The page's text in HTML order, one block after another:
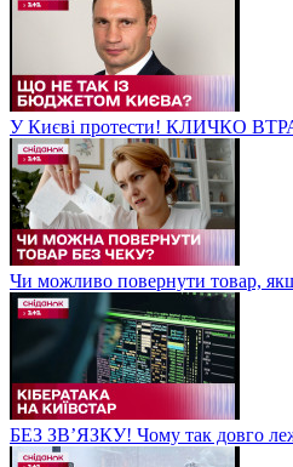
У Києві протести! КЛИЧКО
Чи можливо повернути товар,
БЕЗ ЗВʼЯЗКУ! Чому так довго